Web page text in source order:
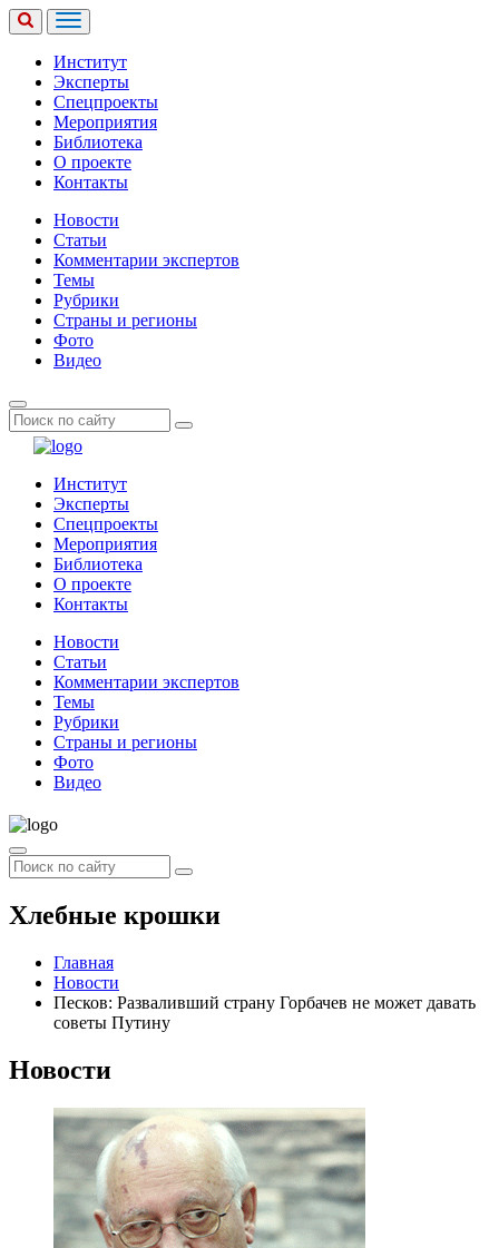
Институт
Эксперты
Спецпроекты
Мероприятия
Библиотека
О проекте
Контакты
Новости
Статьи
Комментарии экспертов
Темы
Рубрики
Страны и регионы
Фото
Видео
Институт
Эксперты
Спецпроекты
Мероприятия
Библиотека
О проекте
Контакты
Новости
Статьи
Комментарии экспертов
Темы
Рубрики
Страны и регионы
Фото
Видео
Хлебные крошки
Главная
Новости
Песков: Разваливший страну Горбачев не может давать
советы Путину
Новости